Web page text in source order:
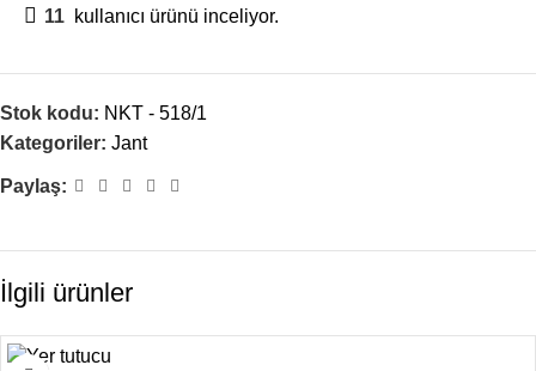
11 kullanıcı ürünü inceliyor.
Stok kodu: NKT - 518/1
Kategoriler: Jant
Paylaş:
İlgili ürünler